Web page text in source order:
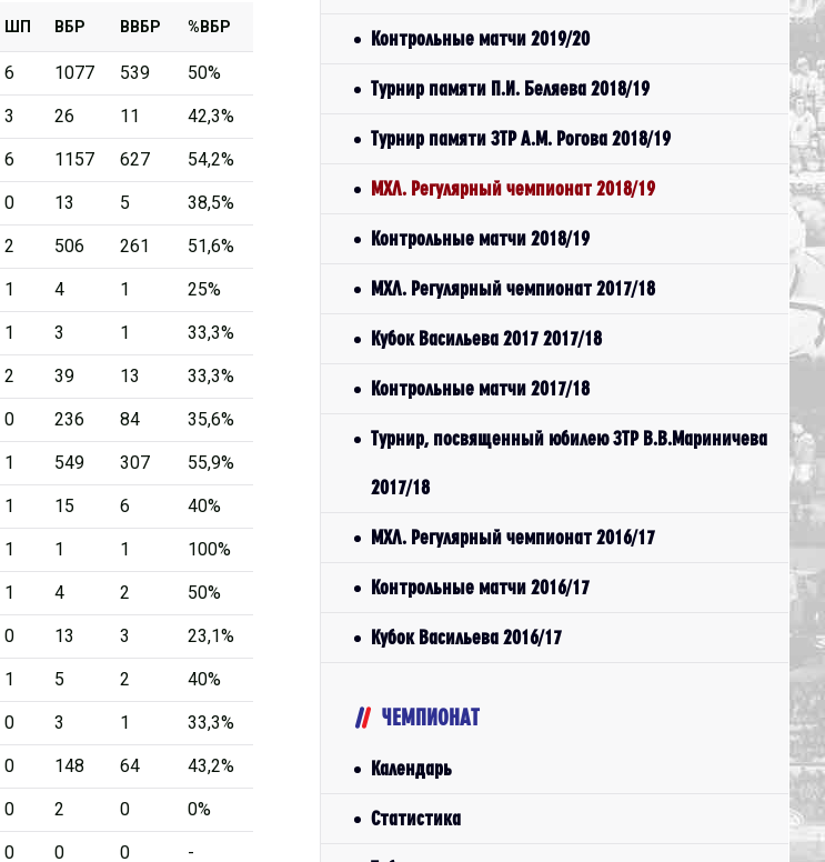
ШП ВБР ВВБР %ВБР
6 1077 539 50%
3 26 11 42,3%
6 1157 627 54,2%
0 13 5 38,5%
2 506 261 51,6%
1 4 1 25%
1 3 1 33,3%
2 39 13 33,3%
0 236 84 35,6%
1 549 307 55,9%
1 15 6 40%
1 1 1 100%
1 4 2 50%
0 13 3 23,1%
1 5 2 40%
0 3 1 33,3%
0 148 64 43,2%
0 2 0 0%
0 0 0 -
Контрольные матчи 2019/20
Турнир памяти П.И. Беляева 2018/19
Турнир памяти ЗТР А.М. Рогова 2018/19
МХЛ. Регулярный чемпионат 2018/19
Контрольные матчи 2018/19
МХЛ. Регулярный чемпионат 2017/18
Кубок Васильева 2017 2017/18
Контрольные матчи 2017/18
Турнир, посвященный юбилею ЗТР В.В.Мариничева
2017/18
МХЛ. Регулярный чемпионат 2016/17
Контрольные матчи 2016/17
Кубок Васильева 2016/17
ЧЕМПИОНАТ
Календарь
Статистика